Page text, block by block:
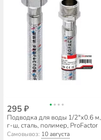
295 ₽
Подводка для воды 1/2"х0.6 м,
г-ш, сталь, полимер, ProFactor
Самовывоз: 10 августа